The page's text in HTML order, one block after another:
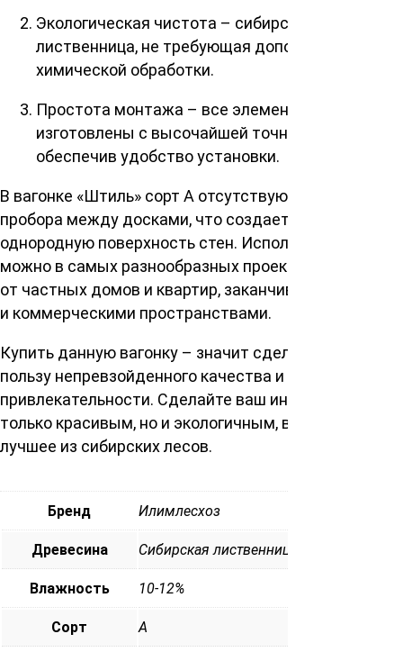
Экологическая чистота – сибирская
лиственница, не требующая дополнительной
химической обработки.
Простота монтажа – все элементы
изготовлены с высочайшей точностью,
обеспечив удобство установки.
В вагонке «Штиль» сорт А отсутствуют полки-
пробора между досками, что создает гладкую,
однородную поверхность стен. Использовать ее
можно в самых разнообразных проектах, начиная
от частных домов и квартир, заканчивая офисными
и коммерческими пространствами.
Купить данную вагонку – значит сделать выбор в
пользу непревзойденного качества и эстетической
привлекательности. Сделайте ваш интерьер не
только красивым, но и экологичным, выбирая
лучшее из сибирских лесов.
Бренд Илимлесхоз
Древесина Сибирская лиственница
Влажность 10-12%
Сорт А